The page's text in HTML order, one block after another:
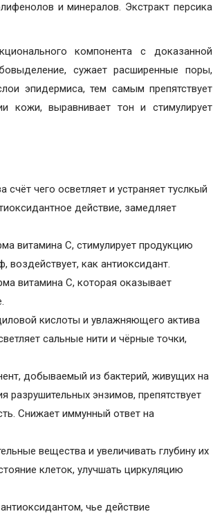
и минералов. Экстракт персика
компонента с доказанной
сужает расширенные поры,
эпидермиса, тем самым препятствует
кожи, выравнивает тон и стимулирует
чего осветляет и устраняет туслкый
действие, замедляет
витамина С, стимулирует продукцию
воздействует, как антиоксидант.
витамина C, которая оказывает
кислоты и увлажняющего актива
сальные нити и чёрные точки,
добываемый из бактерий, живущих на
разрушительных энзимов, препятствует
Снижает иммунный ответ на
вещества и увеличивать глубину их
клеток, улучшать циркуляцию
чье действие